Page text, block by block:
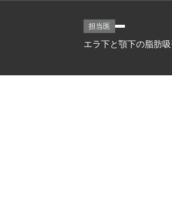
担当医
エラ下と顎下の脂肪